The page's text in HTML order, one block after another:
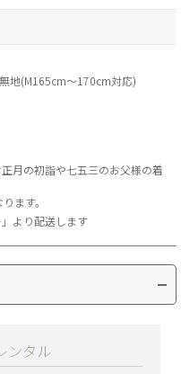
地(M165cm～170cm対応)
月の初詣や七五三のお父様の着
ます。
より配送します
ンタル